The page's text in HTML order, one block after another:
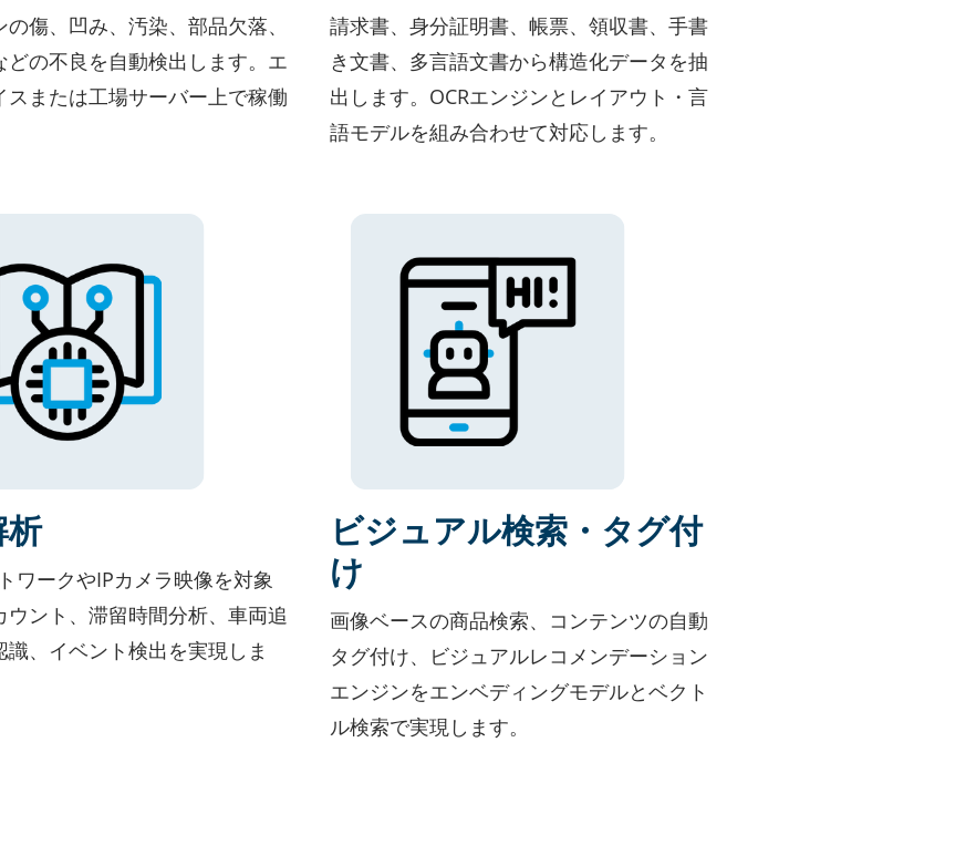
傷、凹み、汚染、部品欠落、
どの不良を自動検出します。エ
スまたは工場サーバー上で稼働
請求書、身分証明書、帳票、領収書、手書
き文書、多言語文書から構造化データを抽
出します。OCRエンジンとレイアウト・言
語モデルを組み合わせて対応します。
析
ワークやIPカメラ映像を対象
ウント、滞留時間分析、車両追
識、イベント検出を実現しま
ビジュアル検索・タグ付
け
画像ベースの商品検索、コンテンツの自動
タグ付け、ビジュアルレコメンデーション
エンジンをエンベディングモデルとベクト
ル検索で実現します。